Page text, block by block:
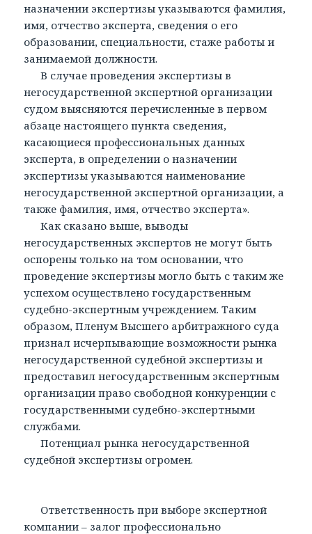
назначении экспертизы указываются фамилия,
имя, отчество эксперта, сведения о его
образовании, специальности, стаже работы и
занимаемой должности.
В случае проведения экспертизы в
негосударственной экспертной организации
судом выясняются перечисленные в первом
абзаце настоящего пункта сведения,
касающиеся профессиональных данных
эксперта, в определении о назначении
экспертизы указываются наименование
негосударственной экспертной организации, а
также фамилия, имя, отчество эксперта».
Как сказано выше, выводы
негосударственных экспертов не могут быть
оспорены только на том основании, что
проведение экспертизы могло быть с таким же
успехом осуществлено государственным
судебно-экспертным учреждением. Таким
образом, Пленум Высшего арбитражного суда
признал исчерпывающие возможности рынка
негосударственной судебной экспертизы и
предоставил негосударственным экспертным
организации право свободной конкуренции с
государственными судебно-экспертными
службами.
Потенциал рынка негосударственной
судебной экспертизы огромен.
Ответственность при выборе экспертной
компании – залог профессионально